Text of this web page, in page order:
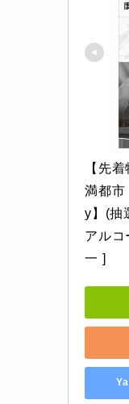
【先
満都
y】(抽
アルコ
一 ]